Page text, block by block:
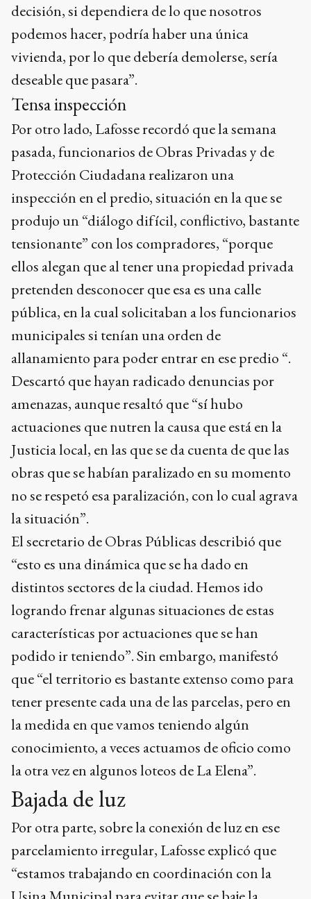
decisión, si dependiera de lo que nosotros
podemos hacer, podría haber una única
vivienda, por lo que debería demolerse, sería
deseable que pasara”.
Tensa inspección
Por otro lado, Lafosse recordó que la semana
pasada, funcionarios de Obras Privadas y de
Protección Ciudadana realizaron una
inspección en el predio, situación en la que se
produjo un “diálogo difícil, conflictivo, bastante
tensionante” con los compradores, “porque
ellos alegan que al tener una propiedad privada
pretenden desconocer que esa es una calle
pública, en la cual solicitaban a los funcionarios
municipales si tenían una orden de
allanamiento para poder entrar en ese predio “.
Descartó que hayan radicado denuncias por
amenazas, aunque resaltó que “sí hubo
actuaciones que nutren la causa que está en la
Justicia local, en las que se da cuenta de que las
obras que se habían paralizado en su momento
no se respetó esa paralización, con lo cual agrava
la situación”.
El secretario de Obras Públicas describió que
“esto es una dinámica que se ha dado en
distintos sectores de la ciudad. Hemos ido
logrando frenar algunas situaciones de estas
características por actuaciones que se han
podido ir teniendo”. Sin embargo, manifestó
que “el territorio es bastante extenso como para
tener presente cada una de las parcelas, pero en
la medida en que vamos teniendo algún
conocimiento, a veces actuamos de oficio como
la otra vez en algunos loteos de La Elena”.
Bajada de luz
Por otra parte, sobre la conexión de luz en ese
parcelamiento irregular, Lafosse explicó que
“estamos trabajando en coordinación con la